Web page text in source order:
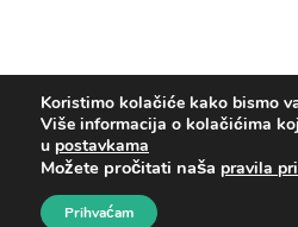
Koristimo kolačiće kako bismo
Više informacija o kolačićima
u postavkama
Možete pročitati naša pravila
Prihvaćam